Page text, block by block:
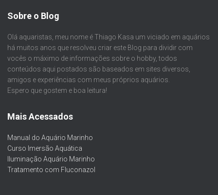
Sobre o Blog
Olá aquaristas, meu nome é Thiago Kasa um viciado em aquários
há muitos anos que resolveu criar este Blog para dividir com
vocês o máximo de informações sobre o hobby, todos
conteúdos aqui postados são baseados em sites diversos,
amigos e experiências com meus próprios aquários.
Espero que gostem e boa leitura!
Mais Acessados
Manual do Aquário Marinho
Curso Imersão Aquática
Iluminação Aquário Marinho
Tratamento com Fluconazol